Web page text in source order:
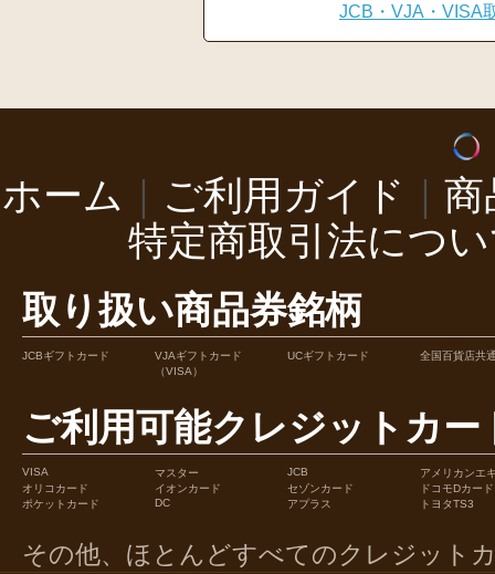
JCB・VJA・VISA
ホーム ご利用ガイド
商
特定商取引法につ
取り扱い商品券銘柄
JCBギフトカード
VJAギフトカード
（VISA）
UCギフトカード 全国百貨店共
ご利用可能クレジットカー
VISA マスター JCB
アメリカンエ
オリコカード
イオンカード セゾンカード
ドコモDカード
ポケットカード
DC アプラス トヨタTS3
その他、ほとんどすべてのクレジット